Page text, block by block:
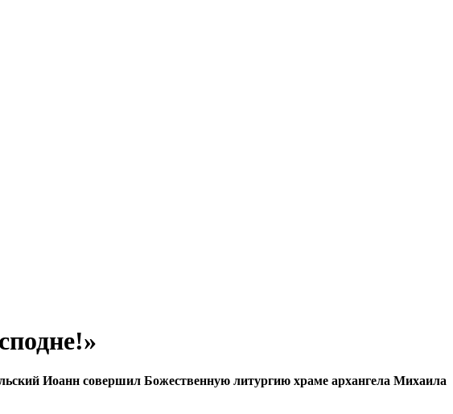
Иоанн совершил Божественную литургию храме архангела Михаила